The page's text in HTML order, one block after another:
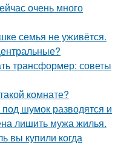
очень много
семья не уживётся.
трансформер: советы
комнате?
шумок разводятся и
лишить мужа жилья.
вы купили когда